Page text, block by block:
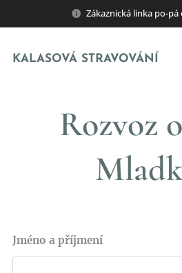
Zákaznická linka po-pá
KALASOVÁ STRAVOVÁNÍ
Rozvoz
Jméno a příjmení